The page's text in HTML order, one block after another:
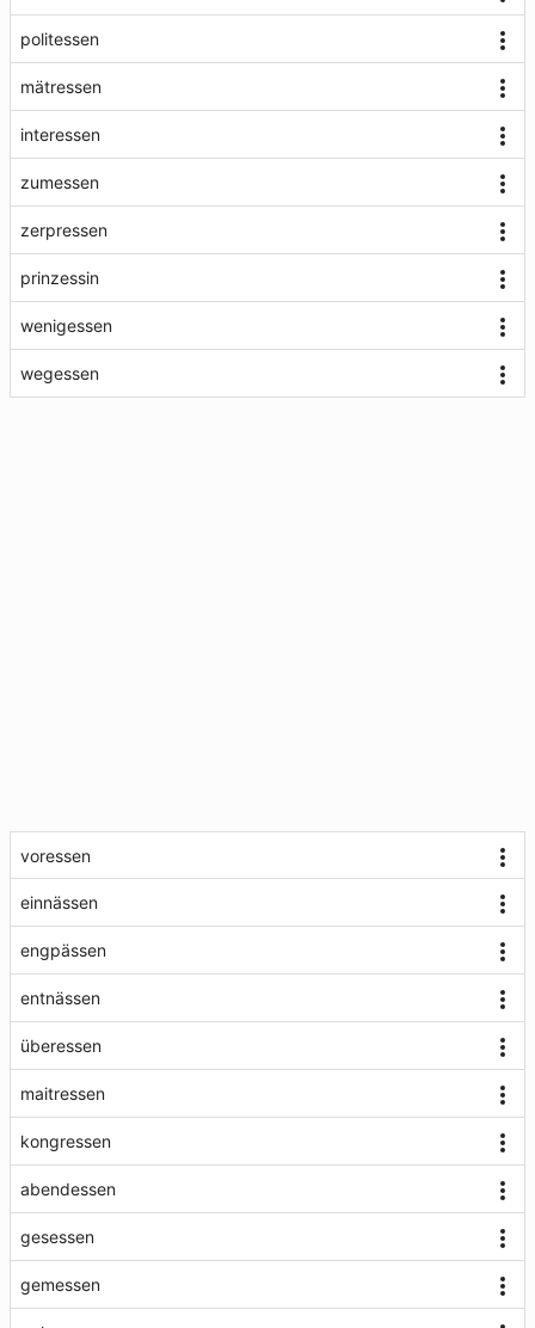
politessen
mätressen
interessen
zumessen
zerpressen
prinzessin
wenigessen
wegessen
voressen
einnässen
engpässen
entnässen
überessen
maitressen
kongressen
abendessen
gesessen
gemessen